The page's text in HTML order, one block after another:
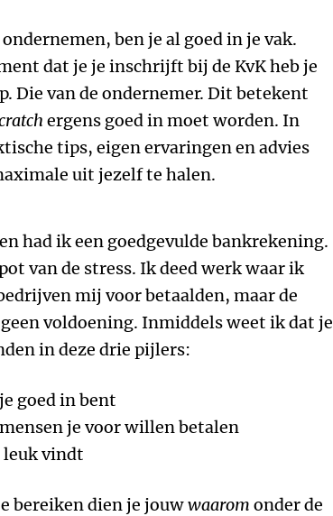
ben je al goed in je vak.
dat je je inschrijft bij de KvK heb je
Die van de ondernemer. Dit betekent
ergens goed in moet worden. In
tips, eigen ervaringen en advies
uit jezelf te halen.
had ik een goedgevulde bankrekening.
van de stress. Ik deed werk waar ik
mij voor betaalden, maar de
voldoening. Inmiddels weet ik dat je
in deze drie pijlers:
goed in bent
je voor willen betalen
leuk vindt
bereiken dien je jouwwaarom onder de